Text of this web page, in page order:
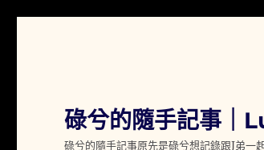
碌兮的隨手記事｜
碌兮的隨手記事原先是碌兮想記錄跟J弟一